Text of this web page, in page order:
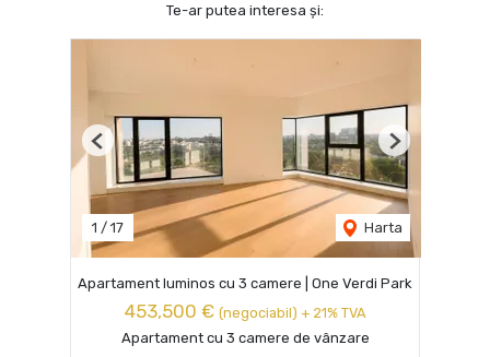
Te-ar putea interesa și:
1 / 17 Harta
Previous Next
Apartament luminos cu 3 camere | One Verdi Park
453,500 € (negociabil) + 21% TVA
Apartament cu 3 camere de vânzare